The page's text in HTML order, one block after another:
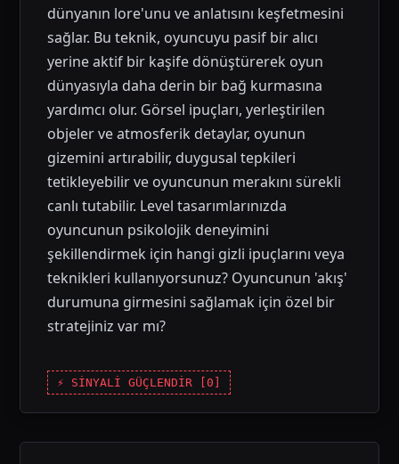
dünyanın lore'unu ve anlatısını keşfetmesini
sağlar. Bu teknik, oyuncuyu pasif bir alıcı
yerine aktif bir kaşife dönüştürerek oyun
dünyasıyla daha derin bir bağ kurmasına
yardımcı olur. Görsel ipuçları, yerleştirilen
objeler ve atmosferik detaylar, oyunun
gizemini artırabilir, duygusal tepkileri
tetikleyebilir ve oyuncunun merakını sürekli
canlı tutabilir. Level tasarımlarınızda
oyuncunun psikolojik deneyimini
şekillendirmek için hangi gizli ipuçlarını veya
teknikleri kullanıyorsunuz? Oyuncunun 'akış'
durumuna girmesini sağlamak için özel bir
stratejiniz var mı?
⚡ SİNYALİ GÜÇLENDİR [0